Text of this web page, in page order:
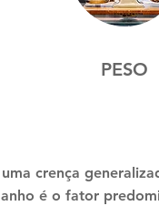
PESO
crença
é o fator